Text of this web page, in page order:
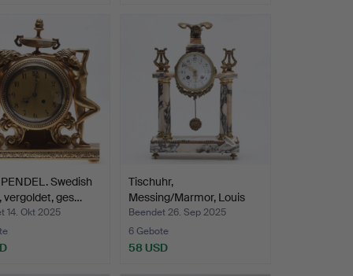
Swedish
vergoldet, ges…
14. Okt 2025
Tischuhr,
Messing/Marmor, Louis
XVI-Stil.
Beendet 26. Sep 2025
6 Gebote
58 USD